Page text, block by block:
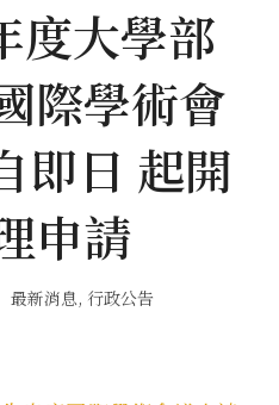
度大學部
際學術會
即日 起開
申請
最新消息, 行政公告